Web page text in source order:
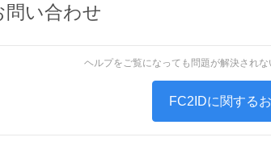
問い合わせ
ヘルプをご覧になっても問題が解決され
FC2IDに関する